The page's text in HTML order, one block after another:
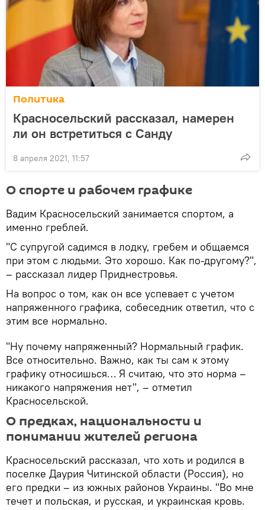
Политика
Красносельский рассказал, намерен
ли он встретиться с Санду
8 апреля 2021, 11:57
О спорте и рабочем графике
Вадим Красносельский занимается спортом, а
именно греблей.
"С супругой садимся в лодку, гребем и общаемся
при этом с людьми. Это хорошо. Как по-другому?",
– рассказал лидер Приднестровья.
На вопрос о том, как он все успевает с учетом
напряженного графика, собеседник ответил, что с
этим все нормально.
"Ну почему напряженный? Нормальный график.
Все относительно. Важно, как ты сам к этому
графику относишься… Я считаю, что это норма –
никакого напряжения нет", – отметил
Красносельской.
О предках, национальности и
понимании жителей региона
Красносельский рассказал, что хоть и родился в
поселке Даурия Читинской области (Россия), но
его предки – из южных районов Украины. "Во мне
течет и польская, и русская, и украинская кровь.